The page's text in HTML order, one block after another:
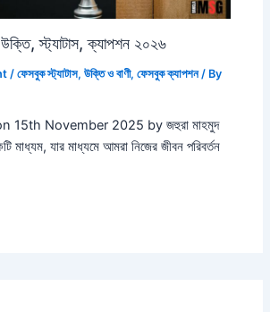
স্ট্যাটাস, ক্যাপশন ২০২৬
/ফেসবুক স্ট্যাটাস,উক্তি ও বাণী,ফেসবুক ক্যাপশন/ By
15th November 2025 by জহুরা মাহমুদ
মাধ্যম, যার মাধ্যমে আমরা নিজের জীবন পরিবর্তন